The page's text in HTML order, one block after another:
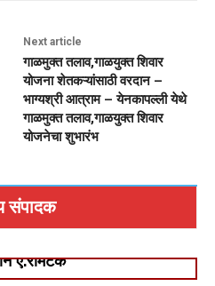
Next article
गाळमुक्त तलाव,गाळयुक्त शिवार
योजना शेतकऱ्यांसाठी वरदान –
भाग्यश्री आत्राम – येनकापल्ली येथे
गाळमुक्त तलाव,गाळयुक्त शिवार
योजनेचा शुभारंभ
संपादक
ए.रामटेके